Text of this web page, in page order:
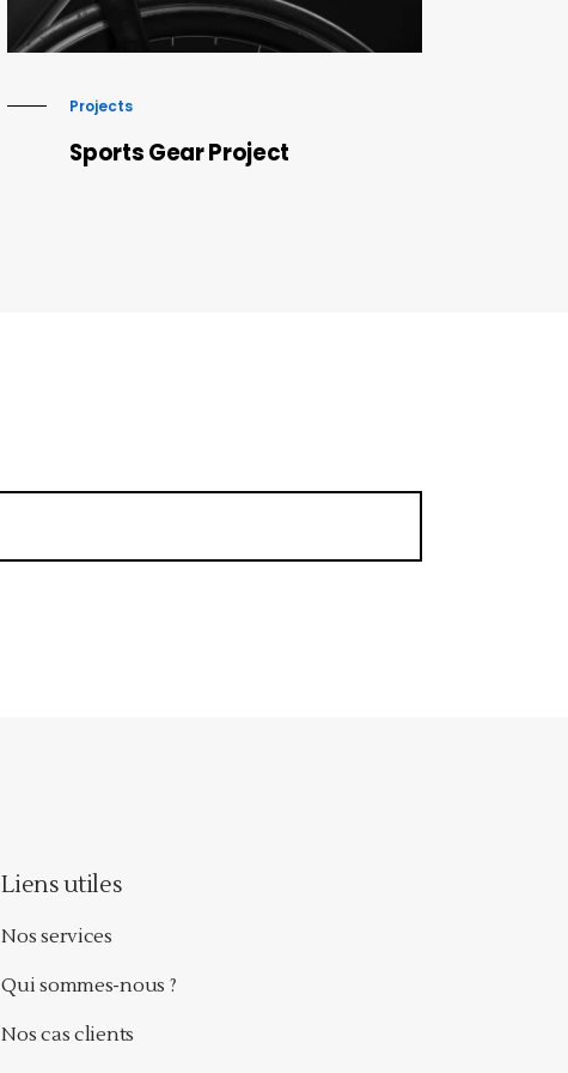
Projects
Sports Gear Project
Liens utiles
Nos services
Qui sommes-nous ?
Nos cas clients